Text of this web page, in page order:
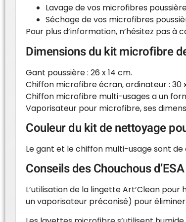
Lavage de vos microfibres
Séchage de vos microfibres
Pour plus d’information, n’hésitez pas
Dimensions du kit microfibre
Gant poussière : 26 x 14 cm.
Chiffon microfibre écran, ordinateur : 30
Chiffon microfibre multi-usages a un
Vaporisateur pour microfibre, ses
Couleur du kit de nettoyage
Le gant et le chiffon multi-usage sont
Conseils des Chouchous
L’utilisation de la lingette Art’Clean
un vaporisateur préconisé) pour